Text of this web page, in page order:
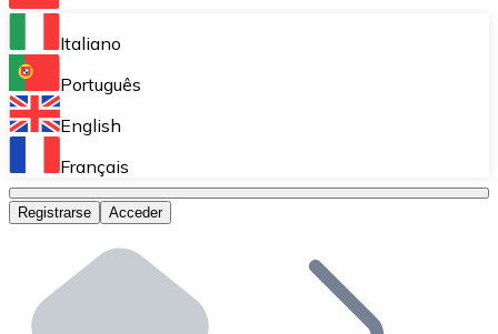
Bitnovo Ramp
Integra nuestra solución en tu plataforma.
Bitnovo Giftcards
Bitnovo OTC
Bitnovo ATM
Integra un ATM Bitnovo en tu negocio y permite que
Italiano
Português
English
Français
Registrarse Acceder